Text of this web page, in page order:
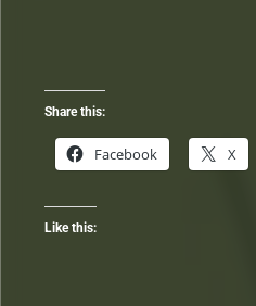
Share this:
Facebook X
Like this: